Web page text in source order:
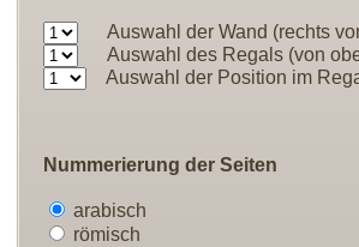
Auswahl der Wand (rechts
Auswahl des Regals (von
Auswahl der Position im
Nummerierung der Seiten
arabisch
römisch